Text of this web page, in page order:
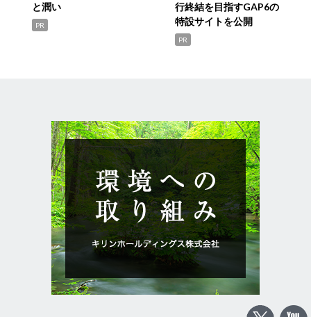
と潤い
PR
行終結を目指すGAP6の
特設サイトを公開
PR